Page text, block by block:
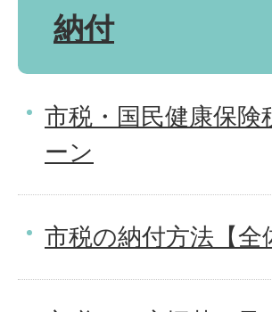
納付
市税・国民健康保
ーン
市税の納付方法【全